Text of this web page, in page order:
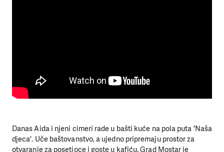
Danas Aida i njeni cimeri rade u bašti kuće na pola puta 'Naša
djeca'. Uče baštovanstvo, a ujedno pripremaju prostor za
otvaranje za posetioce i goste u kafiću. Grad Mostar je